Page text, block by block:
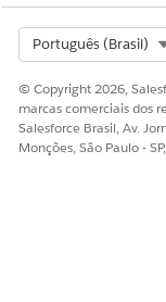
Português (Brasil)
© Copyright 2026,
marcas comerciais dos
Salesforce Brasil, Av.
Monções, São Paulo -